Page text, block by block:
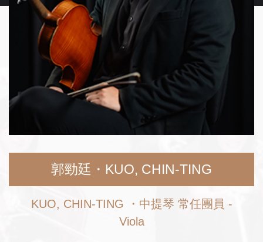
郭勁廷・KUO, CHIN-TING
KUO, CHIN-TING ・中提琴 常任團員 -
Viola